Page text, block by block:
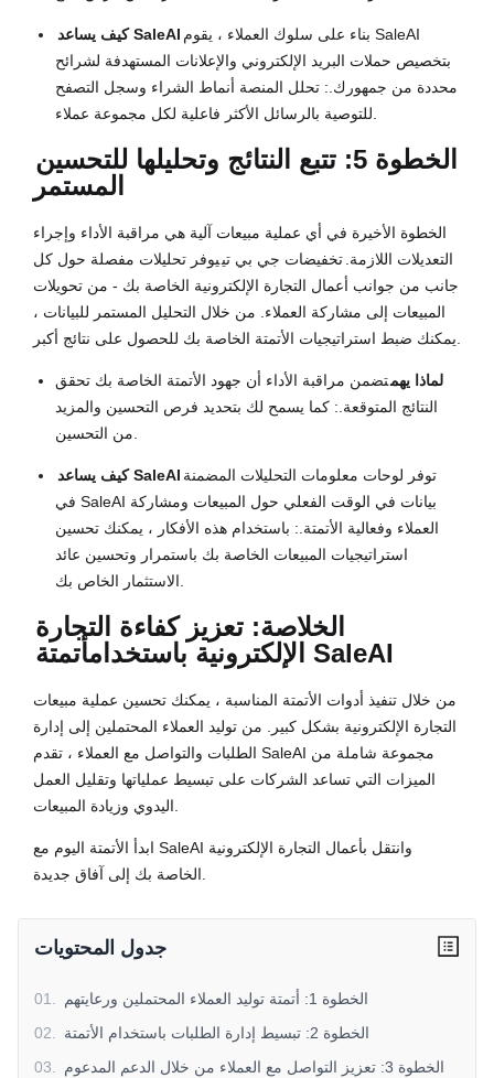
كيف يساعد SaleAI بناء على سلوك العملاء ، يقوم SaleAI
بتخصيص حملات البريد الإلكتروني والإعلانات المستهدفة لشرائح
محددة من جمهورك.: تحلل المنصة أنماط الشراء وسجل التصفح
الخطوة 5: تتبع النتائج وتحليلها للتحسين
المستمر
الخطوة الأخيرة في أي عملية مبيعات آلية هي مراقبة الأداء وإجراء
التعديلات اللازمة. تخفيضات جي بي تييوفر تحليلات مفصلة حول كل
جانب من جوانب أعمال التجارة الإلكترونية الخاصة بك - من تحويلات
المبيعات إلى مشاركة العملاء. من خلال التحليل المستمر للبيانات ،
لماذا يهمتضمن مراقبة الأداء أن جهود الأتمتة الخاصة بك تحقق
النتائج المتوقعة.: كما يسمح لك بتحديد فرص التحسين والمزيد
كيف يساعد SaleAI توفر لوحات معلومات التحليلات المضمنة
في SaleAI بيانات في الوقت الفعلي حول المبيعات ومشاركة
العملاء وفعالية الأتمتة.: باستخدام هذه الأفكار ، يمكنك تحسين
استراتيجيات المبيعات الخاصة بك باستمرار وتحسين عائد
الخلاصة: تعزيز كفاءة التجارة
الإلكترونية باستخدام أتمتة SaleAI
من خلال تنفيذ أدوات الأتمتة المناسبة ، يمكنك تحسين عملية مبيعات
التجارة الإلكترونية بشكل كبير. من توليد العملاء المحتملين إلى إدارة
الطلبات والتواصل مع العملاء ، تقدم SaleAI مجموعة شاملة من
الميزات التي تساعد الشركات على تبسيط عملياتها وتقليل العمل
ابدأ الأتمتة اليوم مع SaleAI وانتقل بأعمال التجارة الإلكترونية
جدول المحتويات
01.
الخطوة 1: أتمتة توليد العملاء المحتملين ورعايتهم
02.
الخطوة 2: تبسيط إدارة الطلبات باستخدام الأتمتة
03. الخطوة 3: تعزيز التواصل مع العملاء من خلال الدعم المدعوم